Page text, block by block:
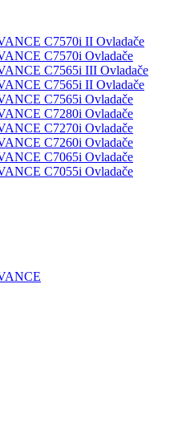
C7570i II Ovladače
C7570i Ovladače
C7565i III Ovladače
C7565i II Ovladače
C7565i Ovladače
C7280i Ovladače
C7270i Ovladače
C7260i Ovladače
C7065i Ovladače
C7055i Ovladače